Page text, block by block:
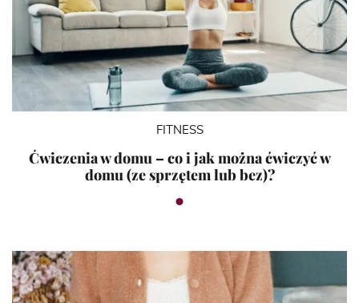
FITNESS
Ćwiczenia w domu – co i jak można ćwiczyć w
domu (ze sprzętem lub bez)?